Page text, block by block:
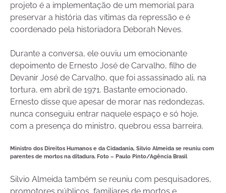
projeto é a implementação de um memorial para
preservar a história das vítimas da repressão e é
coordenado pela historiadora Deborah Neves.
Durante a conversa, ele ouviu um emocionante
depoimento de Ernesto José de Carvalho, filho de
Devanir José de Carvalho, que foi assassinado ali, na
tortura, em abril de 1971. Bastante emocionado,
Ernesto disse que apesar de morar nas redondezas,
nunca conseguiu entrar naquele espaço e só hoje,
com a presença do ministro, quebrou essa barreira.
Ministro dos Direitos Humanos e da Cidadania, Silvio Almeida se reuniu com
parentes de mortos na ditadura. Foto – Paulo Pinto/Agência Brasil
Silvio Almeida também se reuniu com pesquisadores,